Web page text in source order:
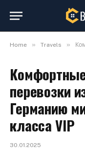
Home » Travels »
перевозки
Германию
класса VIP
30.01.2025